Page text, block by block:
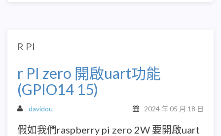
R PI
r PI zero 開啟uart功能
(GPIO14 15)
davidou 2024 年 05 月 18 日
假如我們raspberry pi zero 2W 要開啟uart